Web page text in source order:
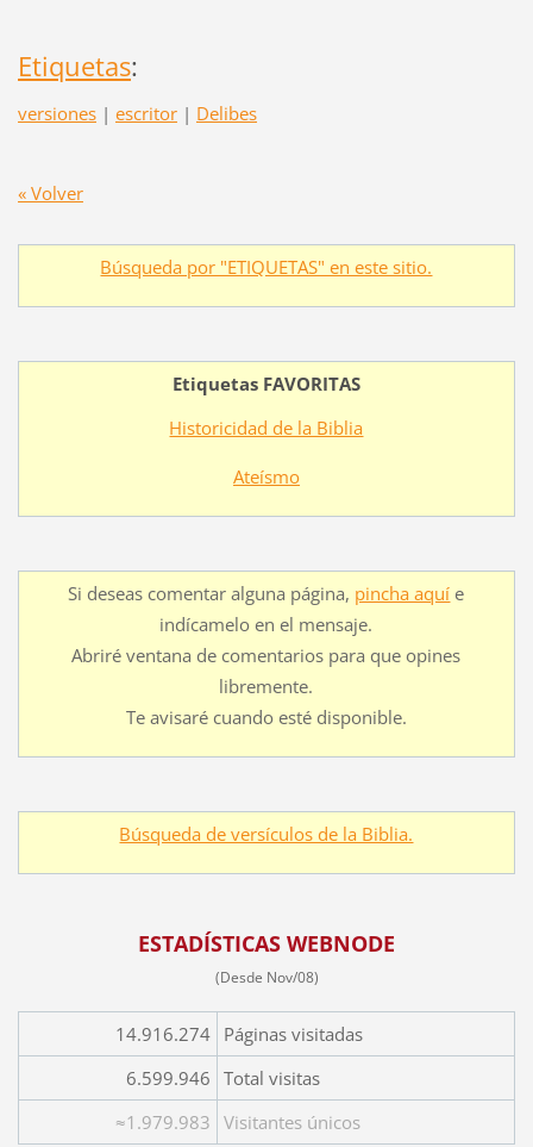
Etiquetas:
versiones | escritor | Delibes
« Volver
Búsqueda por "ETIQUETAS" en este sitio.
Etiquetas FAVORITAS
Historicidad de la Biblia
Ateísmo
Si deseas comentar alguna página, pincha aquí e
indícamelo en el mensaje.
Abriré ventana de comentarios para que opines
libremente.
Te avisaré cuando esté disponible.
Búsqueda de versículos de la Biblia.
ESTADÍSTICAS WEBNODE
(Desde Nov/08)
14.916.274
Páginas visitadas
6.599.946 Total visitas
≈1.979.983 Visitantes únicos